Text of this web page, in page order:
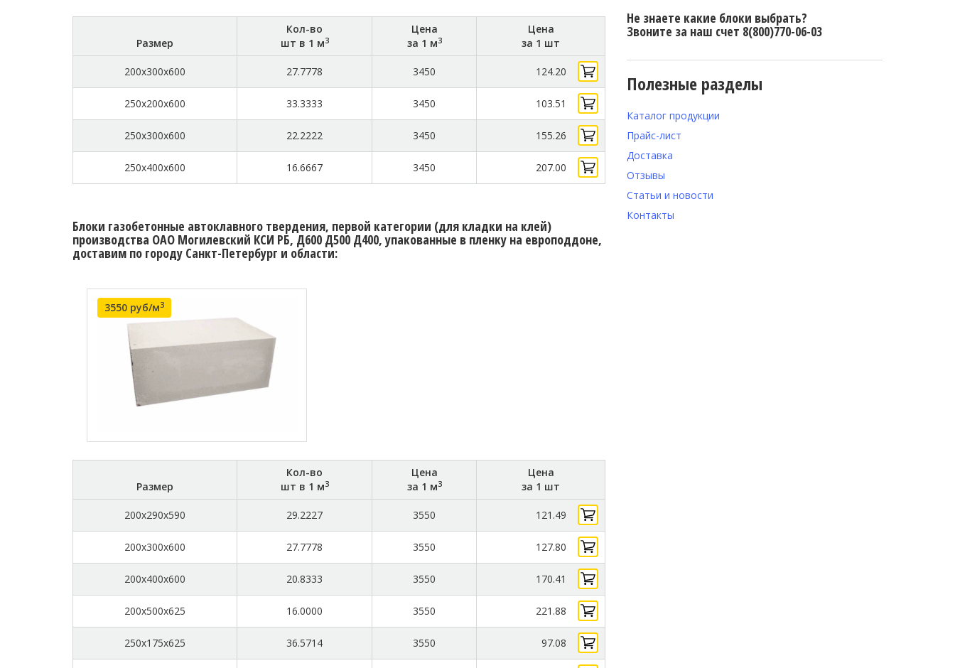
Размер
Кол-во
шт в 1 м3
Цена
за 1 м3
Цена
за 1 шт
200x300x600 27.7778 3450 124.20
250x200x600 33.3333 3450 103.51
250x300x600 22.2222 3450 155.26
250x400x600 16.6667 3450 207.00
Блоки газобетонные автоклавного твердения, первой категории (для кладки на клей)
производства ОАО Могилевский КСИ РБ, Д600 Д500 Д400, упакованные в пленку на европоддоне,
доставим по городу Санкт-Петербург и области:
3550 руб/м3
Размер
Кол-во
шт в 1 м3
Цена
за 1 м3
Цена
за 1 шт
200x290x590 29.2227 3550 121.49
200x300x600 27.7778 3550 127.80
200x400x600 20.8333 3550 170.41
200x500x625 16.0000 3550 221.88
250x175x625 36.5714 3550 97.08
Не знаете какие блоки выбрать?
Звоните за наш счет 8(800)770-06-03
Полезные разделы
Каталог продукции
Прайс-лист
Доставка
Отзывы
Статьи и новости
Контакты